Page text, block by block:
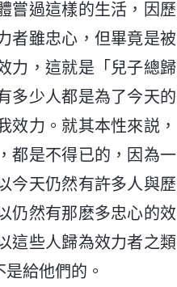
嘗過這樣的生活，因歷
者雖忠心，但畢竟是被
力，這就是「兒子總歸
多少人都是為了今天的
效力。就其本性來説，
都是不得已的，因為一
今天仍然有許多人與歷
仍然有那麽多忠心的效
這些人歸為效力者之類
給他們的。